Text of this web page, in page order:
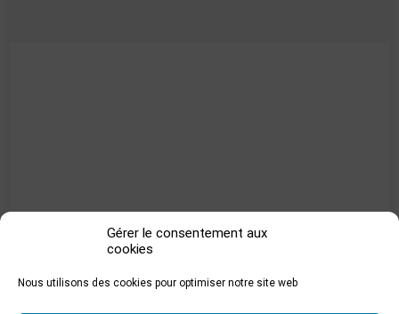
Gérer le consentement aux
cookies
Nous utilisons des cookies pour optimiser notre site web